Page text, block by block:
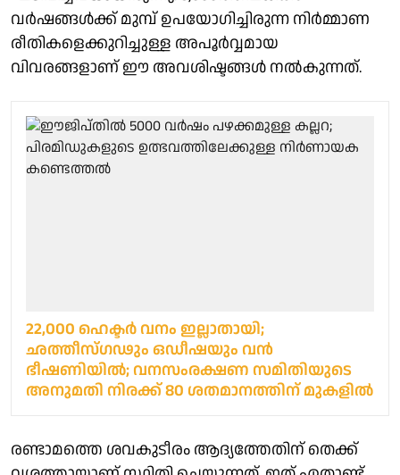
വർഷങ്ങൾക്ക് മുമ്പ് ഉപയോഗിച്ചിരുന്ന നിർമ്മാണ
രീതികളെക്കുറിച്ചുള്ള അപൂർവ്വമായ
വിവരങ്ങളാണ് ഈ അവശിഷ്ടങ്ങൾ നൽകുന്നത്.
22,000 ഹെക്ടര്‍ വനം ഇല്ലാതായി;
ഛത്തീസ്ഗഢും ഒഡീഷയും വന്‍
ഭീഷണിയില്‍; വനസംരക്ഷണ സമിതിയുടെ
അനുമതി നിരക്ക് 80 ശതമാനത്തിന് മുകളില്‍
രണ്ടാമത്തെ ശവകുടീരം ആദ്യത്തേതിന് തെക്ക്